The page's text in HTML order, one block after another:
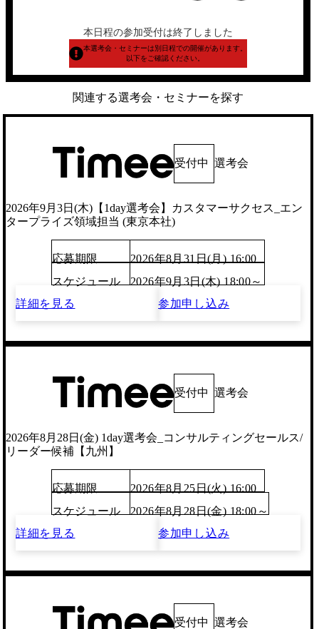
本日程の参加受付は終了しました
本選考会・セミナーは別日程での開催があります。
以下をご確認ください。
関連する選考会・セミナーを探す
受付中 選考会
2026年9月3日(木)【1day選考会】カスタマーサクセス_エン
タープライズ領域担当 (東京本社)
応募期限
2026年8月31日(月) 16:00
スケジュール
2026年9月3日(木) 18:00～
詳細を見る
参加申し込み
受付中 選考会
2026年8月28日(金) 1day選考会_コンサルティングセールス/
リーダー候補【九州】
応募期限
2026年8月25日(火) 16:00
スケジュール
2026年8月28日(金) 18:00～
詳細を見る
参加申し込み
受付中 選考会